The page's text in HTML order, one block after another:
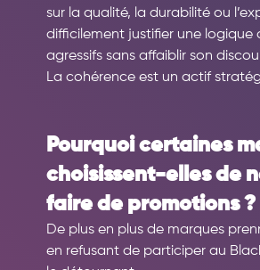
sur la qualité, la durabilité ou
difficilement justifier une logique
agressifs sans affaiblir son
La cohérence est un actif
Pourquoi certaines
choisissent-elles de
faire de promotions ?
De plus en plus de marques
en refusant de participer au